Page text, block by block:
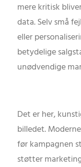
mere kritisk
data. Selv små
eller
betydelige
unødvendige
Det er her,
billedet.
før kampagnen
støtter